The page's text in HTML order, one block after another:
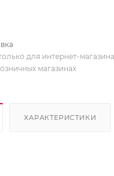
для интернет-
магазинах
ХАРАКТЕРИСТИКИ